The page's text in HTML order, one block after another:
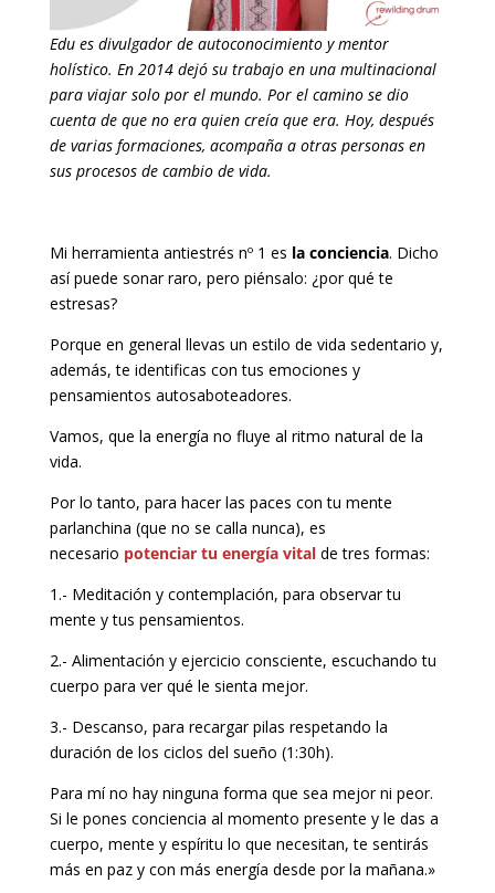
Edu es divulgador de autoconocimiento y mentor
holístico. En 2014 dejó su trabajo en una multinacional
para viajar solo por el mundo. Por el camino se dio
cuenta de que no era quien creía que era. Hoy, después
de varias formaciones, acompaña a otras personas en
sus procesos de cambio de vida.
Mi herramienta antiestrés nº 1 es la conciencia. Dicho
así puede sonar raro, pero piénsalo: ¿por qué te
estresas?
Porque en general llevas un estilo de vida sedentario y,
además, te identificas con tus emociones y
pensamientos autosaboteadores.
Vamos, que la energía no fluye al ritmo natural de la
vida.
Por lo tanto, para hacer las paces con tu mente
parlanchina (que no se calla nunca), es
necesario potenciar tu energía vitalde tres formas:
1.- Meditación y contemplación, para observar tu
mente y tus pensamientos.
2.- Alimentación y ejercicio consciente, escuchando tu
cuerpo para ver qué le sienta mejor.
3.- Descanso, para recargar pilas respetando la
duración de los ciclos del sueño (1:30h).
Para mí no hay ninguna forma que sea mejor ni peor.
Si le pones conciencia al momento presente y le das a
cuerpo, mente y espíritu lo que necesitan, te sentirás
más en paz y con más energía desde por la mañana.»